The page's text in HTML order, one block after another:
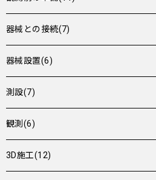
器械との接続(7)
器械設置(6)
測設(7)
観測(6)
3D施工(12)